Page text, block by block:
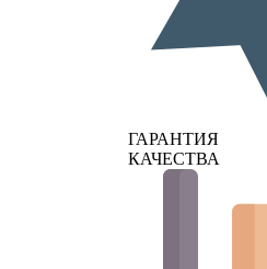
ГАРАНТИЯ
КАЧЕСТВА